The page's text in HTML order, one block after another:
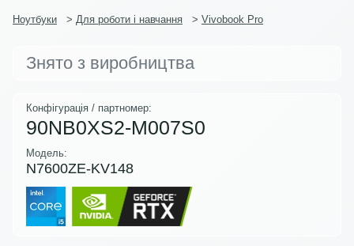
Ноутбуки > Для роботи і навчання > Vivobook Pro
Знято з виробництва
Конфігурація / партномер:
90NB0XS2-M007S0
Модель:
N7600ZE-KV148